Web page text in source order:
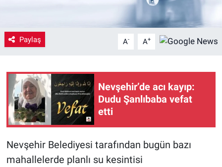
Paylaş A- A+
Nevşehir’de acı kayıp:
Dudu Şanlıbaba vefat
etti
Nevşehir Belediyesi tarafından bugün bazı
mahallelerde planlı su kesintisi